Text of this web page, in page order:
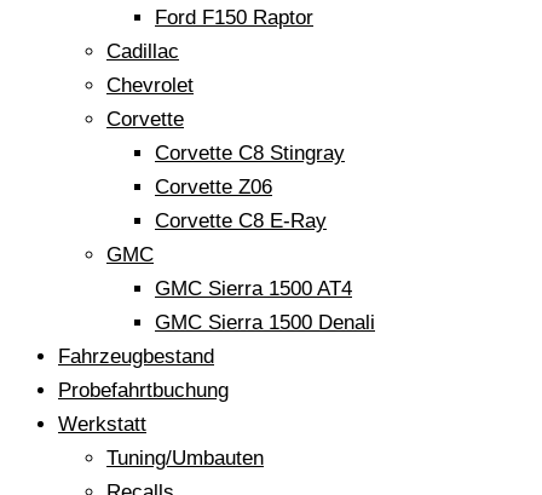
Ford F150 Raptor
Cadillac
Chevrolet
Corvette
Corvette C8 Stingray
Corvette Z06
Corvette C8 E-Ray
GMC
GMC Sierra 1500 AT4
GMC Sierra 1500 Denali
Fahrzeugbestand
Probefahrtbuchung
Werkstatt
Tuning/Umbauten